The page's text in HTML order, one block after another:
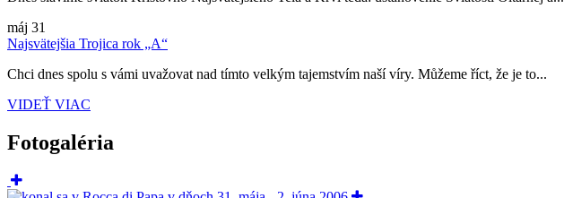
máj 31
Najsvätejšia Trojica rok „A“
Chci dnes spolu s vámi uvažovat nad tímto velkým tajemstvím naší víry. Můžeme říct, že je to...
VIDEŤ VIAC
Fotogaléria